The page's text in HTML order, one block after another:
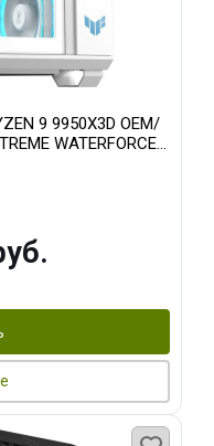
9 9950X3D OEM/
WATERFORCE